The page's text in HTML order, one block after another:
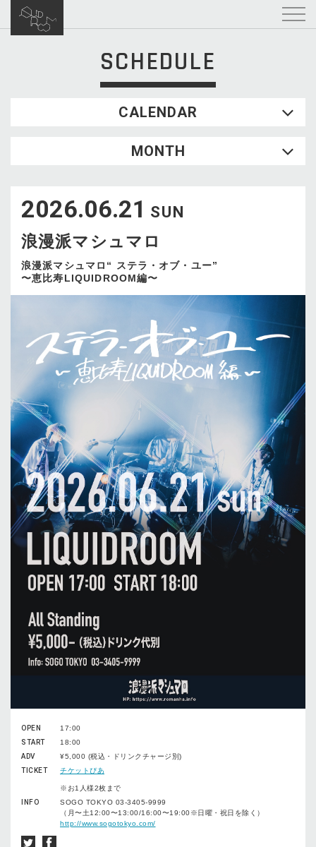
SCHEDULE
CALENDAR
WED
2
3 4 5
16
17 18 19
23
24 25 26 27
30
31
MONTH
2026.06.21 SUN
浪漫派マシュマロ
浪漫派マシュマロ“ ステラ・オブ・ユー”
〜恵比寿LIQUIDROOM編〜
OPEN
17:00
START
18:00
ADV
¥5,000 (税込・ドリンクチャージ別)
TICKET
チケットぴあ
※お1人様2枚まで
INFO
SOGO TOKYO 03-3405-9999
（月〜土12:00〜13:00/16:00〜19:00※日曜・祝日を除く）
http://www.sogotokyo.com/